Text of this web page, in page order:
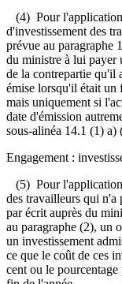
(4) Pour l'application
d'investissement des
prévue au paragraphe
du ministre à lui payer
de la contrepartie qu'il
émise lorsqu'il était un
mais uniquement si
date d'émission
sous-alinéa 14.1 (1)
Engagement :
(5) Pour l'application
des travailleurs qui n'a
par écrit auprès du
au paragraphe (2), un
un investissement
ce que le coût de ces
cent ou le